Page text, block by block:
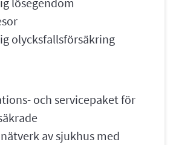
olycksfallsförsäkring
och servicepaket för
av sjukhus med